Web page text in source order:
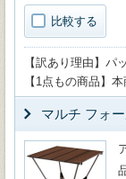
比較する
【訳あり理由】パ
【1点もの商品】
マルチ フォ